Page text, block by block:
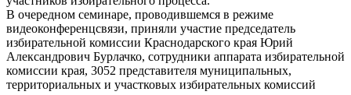
В очередном семинаре, проводившемся в режиме
видеоконференцсвязи, приняли участие председатель
избирательной комиссии Краснодарского края Юрий
Александрович Бурлачко, сотрудники аппарата избирательной
комиссии края, 3052 представителя муниципальных,
территориальных и участковых избирательных комиссий